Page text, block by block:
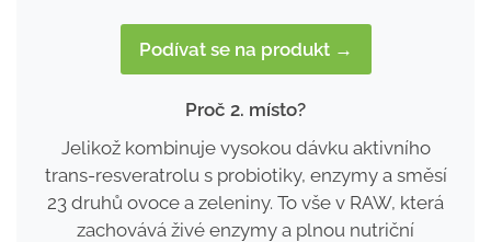
Podívat se na produkt →
Proč 2. místo?
Jelikož kombinuje vysokou dávku aktivního
trans-resveratrolu s probiotiky, enzymy a směsí
23 druhů ovoce a zeleniny. To vše v RAW, která
zachovává živé enzymy a plnou nutriční